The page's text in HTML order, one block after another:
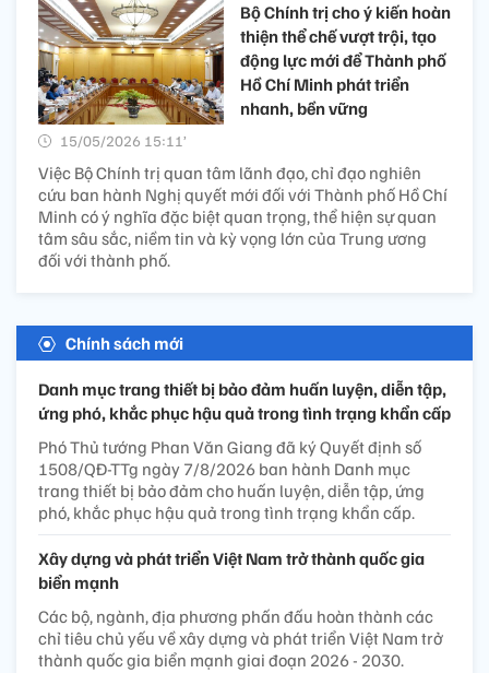
Bộ Chính trị cho ý kiến hoàn
thiện thể chế vượt trội, tạo
động lực mới để Thành phố
Hồ Chí Minh phát triển
nhanh, bền vững
15/05/2026 15:11’
Việc Bộ Chính trị quan tâm lãnh đạo, chỉ đạo nghiên
cứu ban hành Nghị quyết mới đối với Thành phố Hồ Chí
Minh có ý nghĩa đặc biệt quan trọng, thể hiện sự quan
tâm sâu sắc, niềm tin và kỳ vọng lớn của Trung ương
đối với thành phố.
Chính sách mới
Danh mục trang thiết bị bảo đảm huấn luyện, diễn tập,
ứng phó, khắc phục hậu quả trong tình trạng khẩn cấp
Phó Thủ tướng Phan Văn Giang đã ký Quyết định số
1508/QĐ-TTg ngày 7/8/2026 ban hành Danh mục
trang thiết bị bảo đảm cho huấn luyện, diễn tập, ứng
phó, khắc phục hậu quả trong tình trạng khẩn cấp.
Xây dựng và phát triển Việt Nam trở thành quốc gia
biển mạnh
Các bộ, ngành, địa phương phấn đấu hoàn thành các
chỉ tiêu chủ yếu về xây dựng và phát triển Việt Nam trở
thành quốc gia biển mạnh giai đoạn 2026 - 2030.